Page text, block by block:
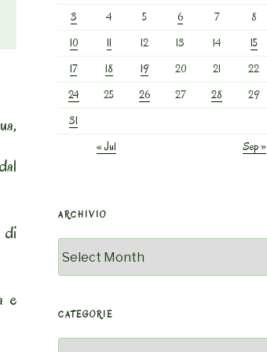
di
e
3
4 5 6 7 8
10
11 12 13 14 15
17
18 19 20 21 22
24
25 26 27 28 29
31
« Jul
Sep »
ARCHIVIO
CATEGORIE